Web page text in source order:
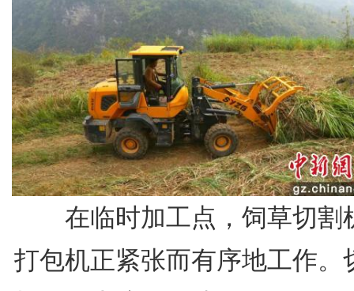
在临时加工点，饲草切割
打包机正紧张而有序地工作。